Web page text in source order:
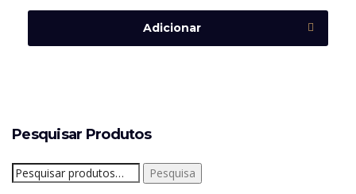
Adicionar
Pesquisar Produtos
Pesquisar
por:
Pesquisa